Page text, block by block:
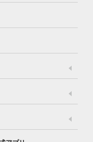
Kids
care（オーラルケア）
便）
バシーポリシー